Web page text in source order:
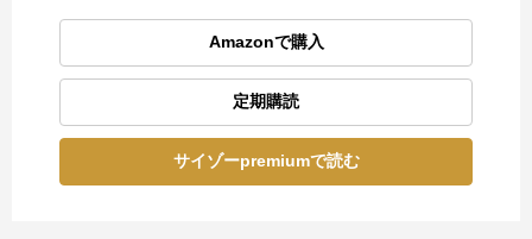
Amazonで購入
定期購読
サイゾーpremiumで読む